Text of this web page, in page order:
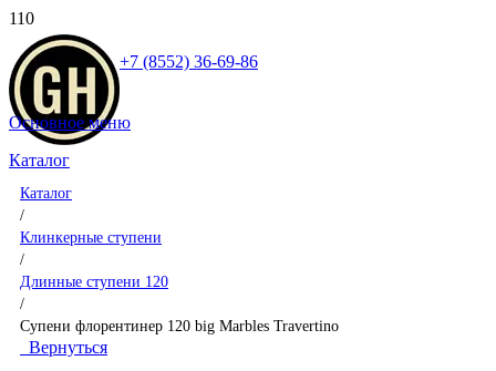
+7 (8552) 36-69-86
Основное меню
Каталог
Каталог
/
Клинкерные ступени
/
Длинные ступени 120
/
Супени флорентинер 120 big Marbles Travertino
Вернуться